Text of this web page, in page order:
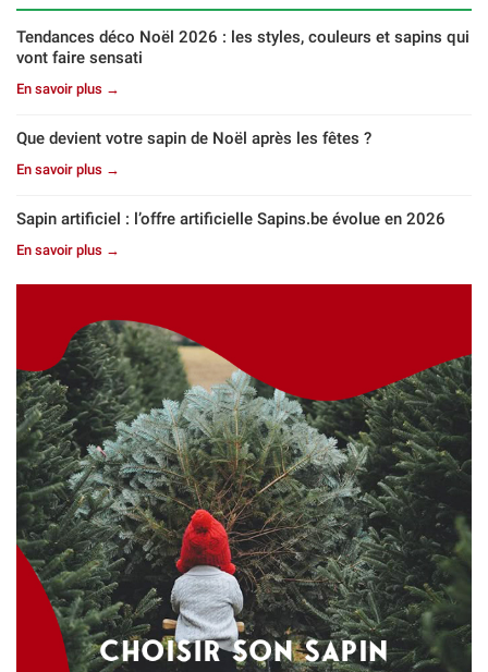
Tendances déco Noël 2026 : les styles, couleurs et sapins qui
vont faire sensati
En savoir plus →
Que devient votre sapin de Noël après les fêtes ?
En savoir plus →
Sapin artificiel : l’offre artificielle Sapins.be évolue en 2026
En savoir plus →